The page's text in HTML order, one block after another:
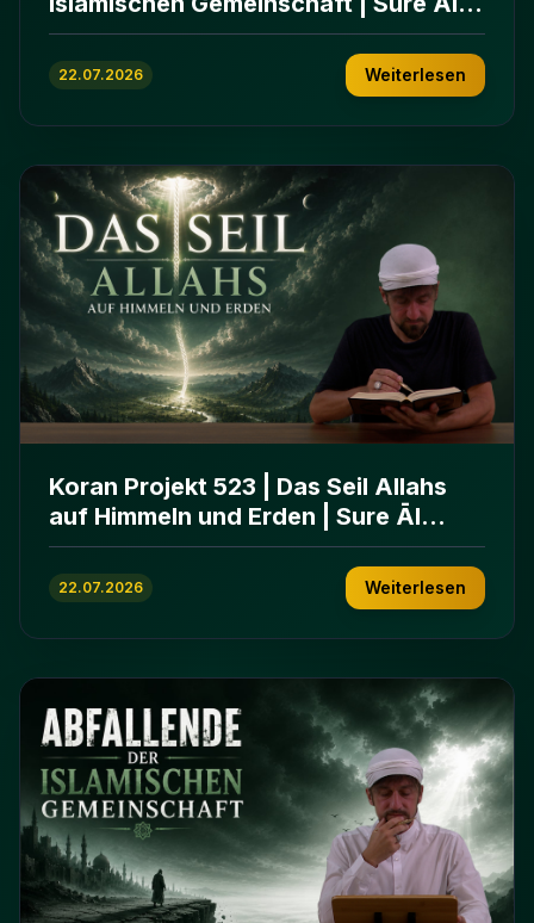
ʿImrān 103-112
22.07.2026 Weiterlesen
Koran Projekt 523 | Das Seil Allahs
auf Himmeln und Erden | Sure Āl
ʿImrān 103-112
22.07.2026 Weiterlesen